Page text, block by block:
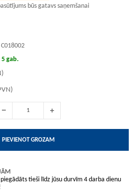
būs gatavs saņemšanai
C018002
gab.
PIEVIENOT GROZAM
tieši līdz jūsu durvīm 4 darba dienu